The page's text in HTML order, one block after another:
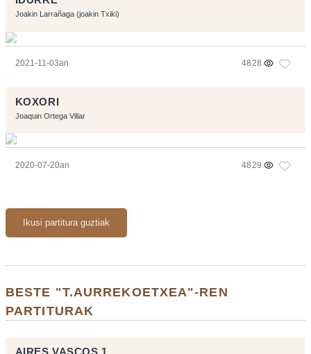
Joakin Larrañaga (joakin Txiki)
2021-11-03an 4828
KOXORI
Joaquin Ortega Villar
2020-07-20an 4829
Ikusi partitura guztiak
BESTE "T.AURREKOETXEA"-REN
PARTITURAK